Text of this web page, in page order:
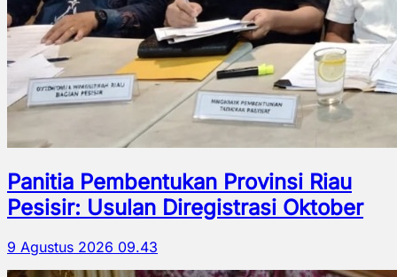
Panitia Pembentukan Provinsi Riau
Pesisir: Usulan Diregistrasi Oktober
9 Agustus 2026 09.43